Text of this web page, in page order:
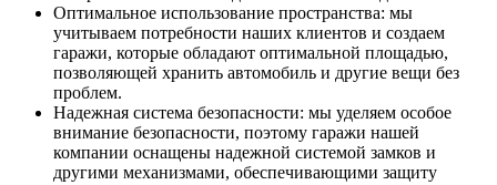
Оптимальное использование пространства: мы
учитываем потребности наших клиентов и создаем
гаражи, которые обладают оптимальной площадью,
позволяющей хранить автомобиль и другие вещи без
проблем.
Надежная система безопасности: мы уделяем особое
внимание безопасности, поэтому гаражи нашей
компании оснащены надежной системой замков и
другими механизмами, обеспечивающими защиту